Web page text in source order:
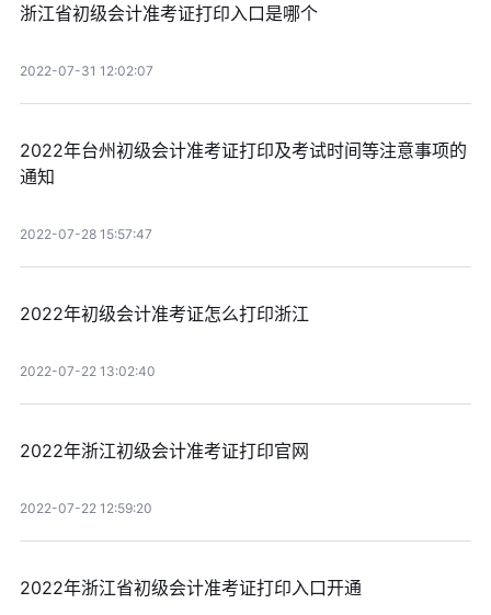
浙江省初级会计准考证打印入口是哪个
2022-07-31 12:02:07
2022年台州初级会计准考证打印及考试时间等注意事项的
通知
2022-07-28 15:57:47
2022年初级会计准考证怎么打印浙江
2022-07-22 13:02:40
2022年浙江初级会计准考证打印官网
2022-07-22 12:59:20
2022年浙江省初级会计准考证打印入口开通